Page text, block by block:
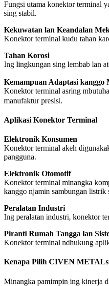
Fungsi utama konektor terminal
sing stabil.
Kekuwatan lan Keandalan
Konektor terminal kudu tahan
Tahan Korosi
Ing lingkungan sing lembab lan
Kemampuan Adaptasi kanggo
Konektor terminal asring
manufaktur presisi.
Aplikasi Konektor Terminal
Elektronik Konsumen
Konektor terminal akeh
pangguna.
Elektronik Otomotif
Konektor terminal minangka
kanggo njamin sambungan listrik
Peralatan Industri
Ing peralatan industri, konektor
Piranti Rumah Tangga lan
Konektor terminal ndhukung
Kenapa Pilih CIVEN METAL
Minangka pamimpin ing kinerja